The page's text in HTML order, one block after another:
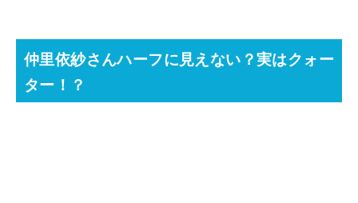
仲里依紗さんハーフに見えない？実はクォー
ター！？